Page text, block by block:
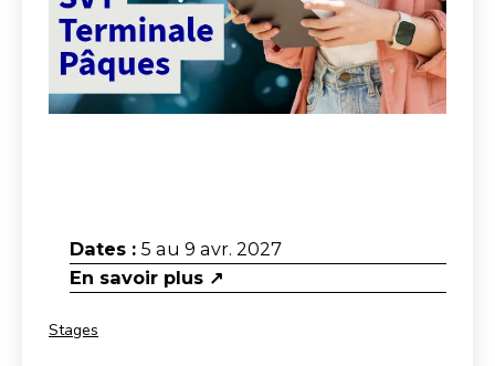
Dates : 5 au 9 avr. 2027
En savoir plus ↗
Catégorisé
Stages